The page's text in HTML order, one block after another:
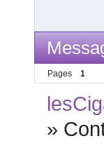
Pages 1
»